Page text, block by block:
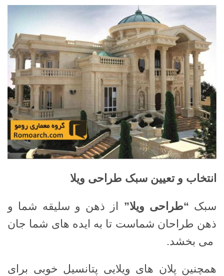
انتخاب و تعیین سبک طراحی ویلا
سبک “طراحی ویلا” از ذهن و سلیقه شما و
ذهن طراحان شماست تا به ایده های شما جان
می بخشد.
همچنین پلان های ویلایی پتانسیل خوبی برای